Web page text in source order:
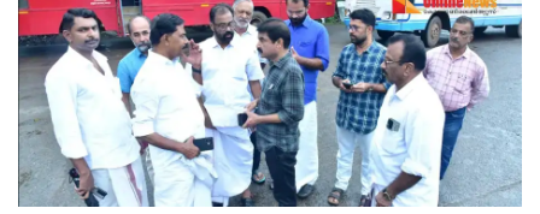
മില്ലിമീറ്റർ മഴ ആ സമയം സംസ്ഥാനത്ത